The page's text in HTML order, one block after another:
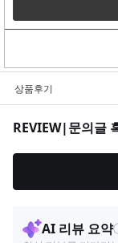
상품후기